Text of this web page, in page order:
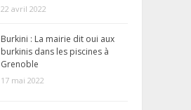
22 avril 2022
Burkini : La mairie dit oui aux
burkinis dans les piscines à
Grenoble
17 mai 2022